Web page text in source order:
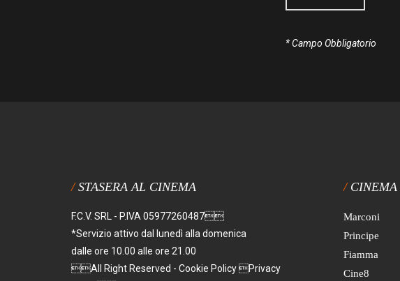
* Campo Obbligatorio
STASERA AL CINEMA
F.C.V. SRL - P.IVA 05977260487
*Servizio attivo dal lunedì alla domenica
dalle ore 10.00 alle ore 21.00
All Right Reserved - Cookie Policy Privacy
CINEMA
Marconi
Principe
Fiamma
Cine8